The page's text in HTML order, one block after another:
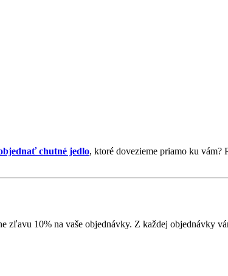
chutné jedlo, ktoré dovezieme priamo ku vám?
zľavu 10% na vaše objednávky. Z každej objednávky